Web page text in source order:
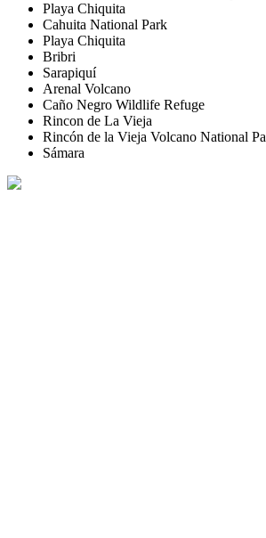
Playa Chiquita
Cahuita National Park
Playa Chiquita
Bribri
Sarapiquí
Arenal Volcano
Caño Negro Wildlife Refuge
Rincon de La Vieja
Rincón de la Vieja Volcano National
Sámara